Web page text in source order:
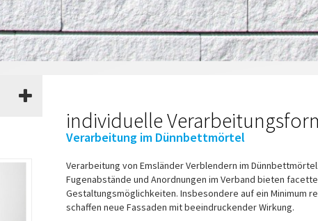
individuelle
Verarbeitung im Dünnbettmörtel
Verarbeitung von Emsländer Verblendern im
Fugenabstände und Anordnungen im Verband bieten
Gestaltungsmöglichkeiten. Insbesondere auf ein Minimum
schaffen neue Fassaden mit beeindruckender Wirkung.